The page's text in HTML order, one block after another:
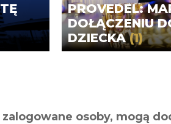
PROVEDEL:
DOŁĄCZENIU
DZIECKA(1)
osoby, mogą